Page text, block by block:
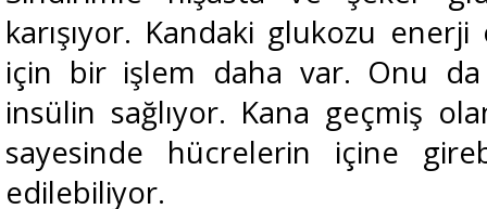
karışıyor. Kandaki glukozu
için bir işlem daha var. Onu da
insülin sağlıyor. Kana geçmiş
sayesinde hücrelerin içine
edilebiliyor.